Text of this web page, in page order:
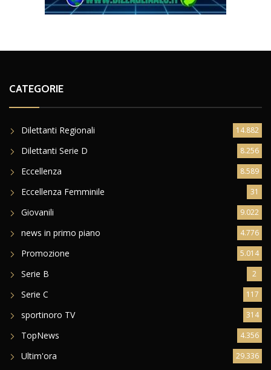
CATEGORIE
Dilettanti Regionali 14.882
Dilettanti Serie D 8.256
Eccellenza 8.589
Eccellenza Femminile 31
Giovanili 9.022
news in primo piano 4.776
Promozione 5.014
Serie B 2
Serie C 117
sportinoro TV 314
TopNews 4.356
Ultim'ora 29.336